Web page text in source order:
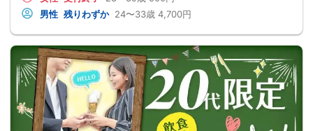
男性 残りわずか 24〜33歳 4,700円